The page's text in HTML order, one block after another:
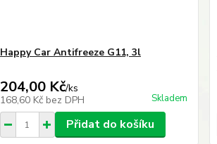
Happy Car Antifreeze G11, 3l
204,00 Kč/ks
168,60 Kč bez DPH Skladem
Přidat do košíku